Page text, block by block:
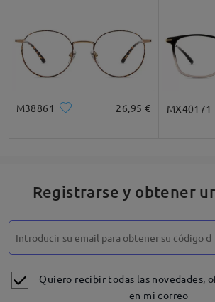
M38861 26,95 € MX40171
Registrarse y obtener
Quiero recibir todas las novedades,
en mi correo